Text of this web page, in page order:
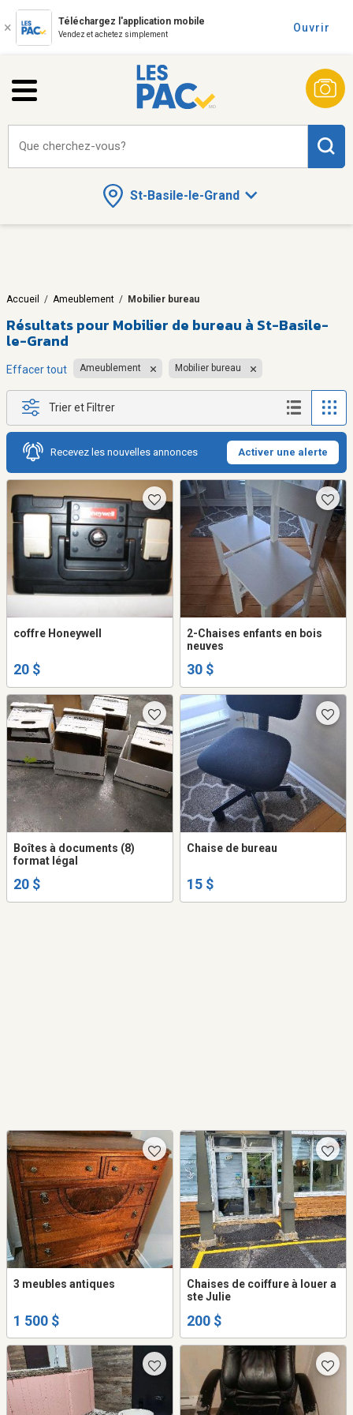
Téléchargez l'application mobile
Vendez et achetez simplement
Ouvrir
St-Basile-le-Grand
Que cherchez-vous?
Accueil / Ameublement / Mobilier bureau
Résultats pour Mobilier de bureau à St-Basile-
le-Grand
Effacer tout Ameublement Mobilier bureau
Trier et Filtrer
Recevez les nouvelles annonces Activer une alerte
coffre Honeywell
20 $
2-Chaises enfants en bois
neuves
30 $
Boîtes à documents (8)
format légal
20 $
Chaise de bureau
15 $
3 meubles antiques
1 500 $
Chaises de coiffure à louer a
ste Julie
200 $